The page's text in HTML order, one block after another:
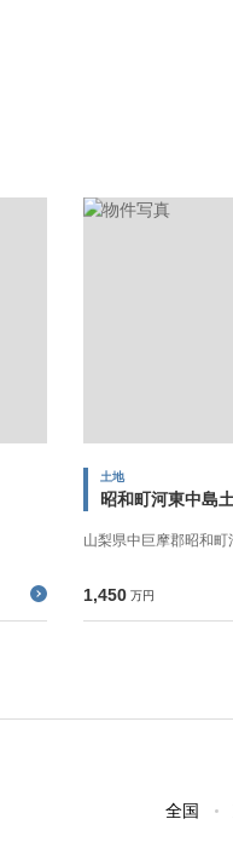
土地
昭和町河東中
山梨県中巨摩郡昭和町
1,450 万円
全国